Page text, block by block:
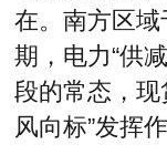
在。南方区
期，电力“供
段的常态，现
风向标”发挥